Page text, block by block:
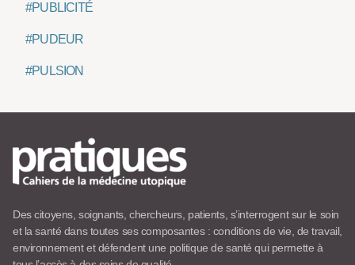
#PUBLICITÉ
#PUDEUR
#PULSION
Des citoyens, soignants, chercheurs, patients, s’interrogent sur le soin
et la santé dans toutes ses composantes : conditions de vie, de travail,
environnement et défendent une politique de santé qui permette à